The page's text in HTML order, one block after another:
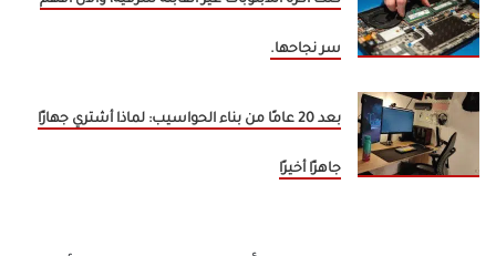
سر نجاحها.
بعد 20 عامًا من بناء الحواسيب: لماذا أشتري جهازًا
جاهزًا أخيرًا